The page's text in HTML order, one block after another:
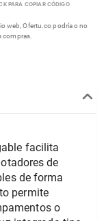
PARA COPIAR CÓDIGO
web, Ofertu.co podría o no
compras.
facilita
de
de forma
permite
o